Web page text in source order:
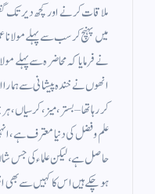
ملاقات کرنے اور کچھ دیر تک
میں پہنچ کر سب سے پہلے
نے فرمایا کہ محاضرہ سے پہلے
انھوں نے خندہ پیشانی سے ہمارا
کررہا تھا – بستر ، میز ، کرسیاں
علم و فضل کی دنیا معترف ہے ،
حاصل ہے ، لیکن علماء کی جس
ہوچکے ہیں اس کا کہیں سے بھی